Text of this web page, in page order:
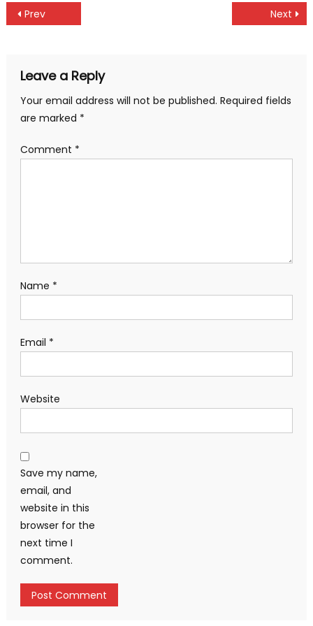
Post
Prev Next
Leave a Reply
Your email address will not be published. Required fields
are marked *
Comment *
Name *
Email *
Website
Save my name,
email, and
website in this
browser for the
next time I
comment.